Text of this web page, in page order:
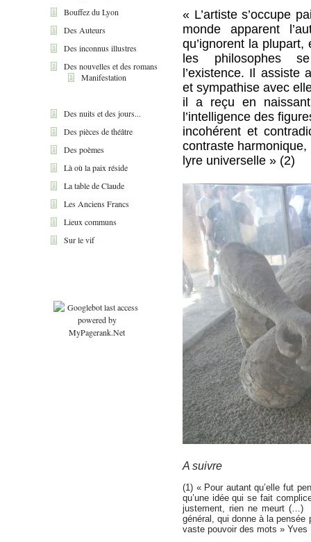
Bouffez du Lyon
Des Auteurs
Des inconnus illustres
Des nouvelles et des romans
Manifestation
Des nuits et des jours...
Des pièces de théâtre
Des poèmes
Là où la paix réside
La table de Claude
Les Anciens Francs
Lieux communs
Sur le vif
« L’artiste s’occupe
monde apparent
qu’ignorent la
les philosophes
l’existence. Il assiste
et sympathise avec
il a reçu en
l’intelligence des
incohérent et
contraste
lyre universelle » (2)
A suivre
(1) « Pour autant qu’elle fut
qu’une idée qui se fait
justement, rien ne meurt (…)
général, qui donne à la
vaste pouvoir des mots »